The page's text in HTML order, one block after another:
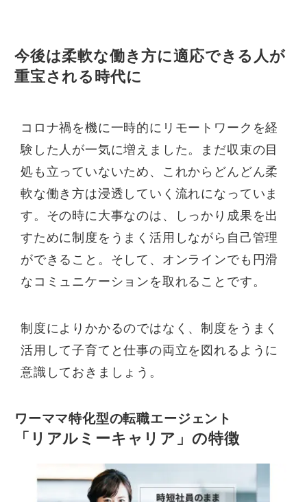
今後は柔軟な働き方に適応できる人が
重宝される時代に
コロナ禍を機に一時的にリモートワークを経
験した人が一気に増えました。まだ収束の目
処も立っていないため、これからどんどん柔
軟な働き方は浸透していく流れになっていま
す。その時に大事なのは、しっかり成果を出
すために制度をうまく活用しながら自己管理
ができること。そして、オンラインでも円滑
なコミュニケーションを取れることです。
制度によりかかるのではなく、制度をうまく
活用して子育てと仕事の両立を図れるように
意識しておきましょう。
ワーママ特化型の転職エージェント
「リアルミーキャリア」の特徴